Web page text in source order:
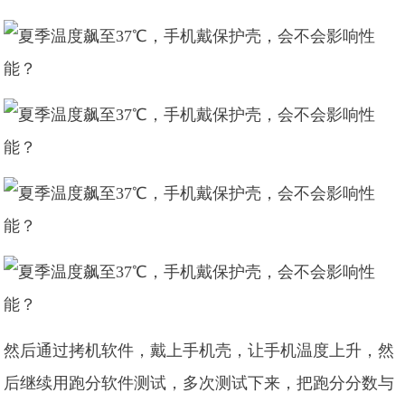
然后通过拷机软件，戴上手机壳，让手机温度上升，然
后继续用跑分软件测试，多次测试下来，把跑分分数与